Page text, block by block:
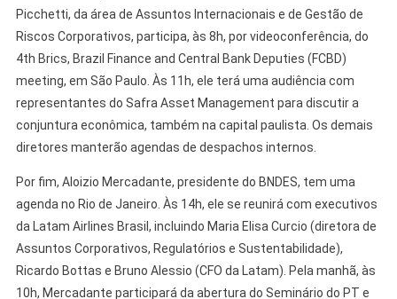
Picchetti, da área de Assuntos Internacionais e de Gestão de
Riscos Corporativos, participa, às 8h, por videoconferência, do
4th Brics, Brazil Finance and Central Bank Deputies (FCBD)
meeting, em São Paulo. Às 11h, ele terá uma audiência com
representantes do Safra Asset Management para discutir a
conjuntura econômica, também na capital paulista. Os demais
diretores manterão agendas de despachos internos.
Por fim, Aloizio Mercadante, presidente do BNDES, tem uma
agenda no Rio de Janeiro. Às 14h, ele se reunirá com executivos
da Latam Airlines Brasil, incluindo Maria Elisa Curcio (diretora de
Assuntos Corporativos, Regulatórios e Sustentabilidade),
Ricardo Bottas e Bruno Alessio (CFO da Latam). Pela manhã, às
10h, Mercadante participará da abertura do Seminário do PT e